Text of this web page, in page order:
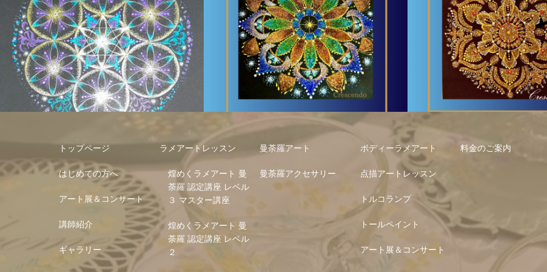
ート ラメアート
トップページ
はじめての方へ
アート展＆コンサート
講師紹介
ギャラリー
ラメアートレッスン
煌めくラメアート 曼
荼羅 認定講座 レベル
３ マスター講座
煌めくラメアート 曼
荼羅 認定講座 レベル
２
曼荼羅アート
曼荼羅アクセサリー
ボディーラメアート
点描アートレッスン
トルコランプ
トールペイント
アート展＆コンサート
料金のご案内